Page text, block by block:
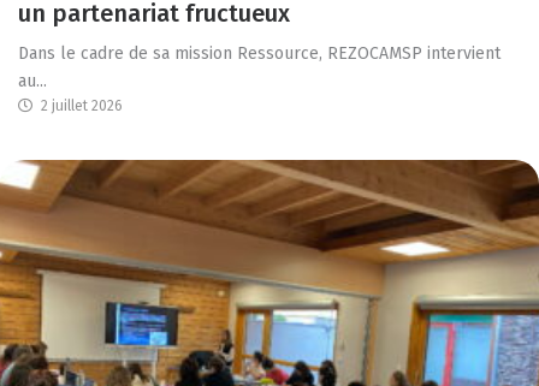
un partenariat fructueux
Dans le cadre de sa mission Ressource, REZOCAMSP intervient
au...
2 juillet 2026